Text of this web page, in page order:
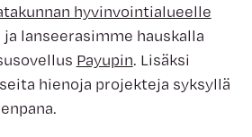
hyvinvointialueelle
lanseerasimme hauskalla
Payupin. Lisäksi
hienoja projekteja syksyllä